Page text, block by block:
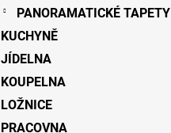
PANORAMATICKÉ TAPETY
KUCHYNĚ
JÍDELNA
KOUPELNA
LOŽNICE
PRACOVNA